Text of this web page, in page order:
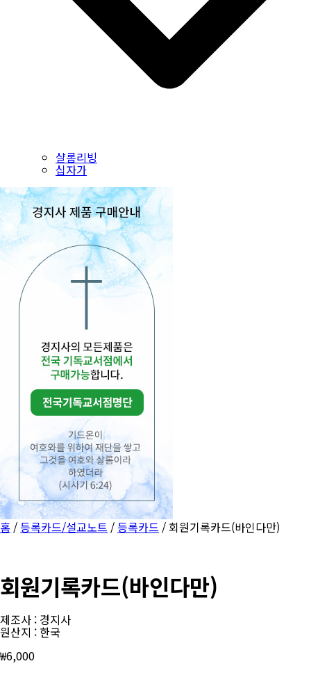
샬롬리빙
십자가
홈 /등록카드/설교노트 /등록카드 / 회원기록카드(바인다만)
회원기록카드(바인다만)
제조사 : 경지사
원산지 : 한국
₩6,000